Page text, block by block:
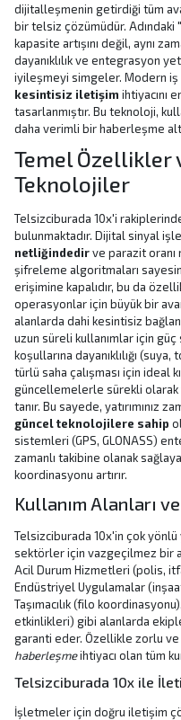
dijitalleşmenin getirdiği tüm
bir telsiz çözümüdür.
kapasite artışını değil, aynı
dayanıklılık ve entegrasyon
iyileşmeyi simgeler. Modern iş
kesintisiz iletişim ihtiyacını
tasarlanmıştır. Bu teknoloji,
daha verimli bir haberleşme
Temel Özellikler
Teknolojiler
Telsizciburada 10x'i
bulunmaktadır. Dijital sinyal
netliğindedirve parazit oranı
şifreleme algoritmaları
erişimine kapalıdır, bu da
operasyonlar için büyük bir
alanlarda dahi kesintisiz
uzun süreli kullanımlar için güç
koşullarına dayanıklılığı
türlü saha çalışması için ideal
güncellemelerle sürekli
tanır. Bu sayede, yatırımınız
güncel teknolojilere sahip
sistemleri (GPS, GLONASS)
zamanlı takibine olanak
koordinasyonu artırır.
Kullanım Alanları
Telsizciburada 10x'in çok
sektörler için vazgeçilmez bir
Acil Durum Hizmetleri (polis,
Endüstriyel Uygulamalar
Taşımacılık (filo
etkinlikleri) gibi alanlarda
garanti eder. Özellikle zorlu
haberleşmeihtiyacı olan tüm
Telsizciburada 10x ile
İşletmeler için doğru iletişim